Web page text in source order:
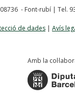
- Font-rubí | Tel.
de dades | Avís
Amb la